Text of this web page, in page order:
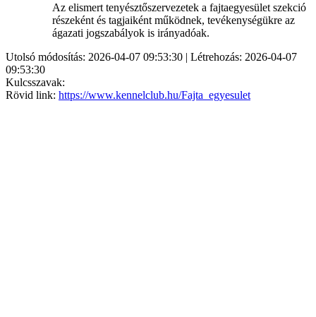
Az elismert tenyésztőszervezetek a fajtaegyesület szekció
részeként és tagjaiként működnek, tevékenységükre az
ágazati jogszabályok is irányadóak.
Utolsó módosítás: 2026-04-07 09:53:30 | Létrehozás: 2026-04-07
09:53:30
Kulcsszavak:
Rövid link: https://www.kennelclub.hu/Fajta_egyesulet